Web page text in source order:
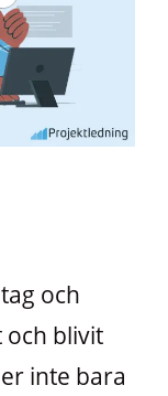
och
blivit
inte bara